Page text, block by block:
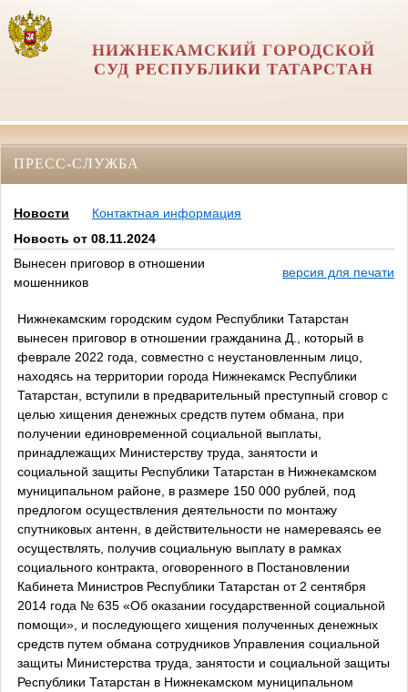
НИЖНЕКАМСКИЙ ГОРОДСКОЙ
СУД РЕСПУБЛИКИ ТАТАРСТАН
ПРЕСС-СЛУЖБА
Новости
Контактная информация
Новость от 08.11.2024
Вынесен приговор в отношении
мошенников
версия для печати
Нижнекамским городским судом Республики Татарстан
вынесен приговор в отношении гражданина Д., который в
феврале 2022 года, совместно с неустановленным лицо,
находясь на территории города Нижнекамск Республики
Татарстан, вступили в предварительный преступный сговор с
целью хищения денежных средств путем обмана, при
получении единовременной социальной выплаты,
принадлежащих Министерству труда, занятости и
социальной защиты Республики Татарстан в Нижнекамском
муниципальном районе, в размере 150 000 рублей, под
предлогом осуществления деятельности по монтажу
спутниковых антенн, в действительности не намереваясь ее
осуществлять, получив социальную выплату в рамках
социального контракта, оговоренного в Постановлении
Кабинета Министров Республики Татарстан от 2 сентября
2014 года № 635 «Об оказании государственной социальной
помощи», и последующего хищения полученных денежных
средств путем обмана сотрудников Управления социальной
защиты Министерства труда, занятости и социальной защиты
Республики Татарстан в Нижнекамском муниципальном